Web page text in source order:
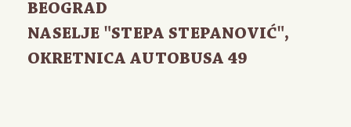
BEOGRAD
NASELJE "STEPA STEPANOVIĆ",
OKRETNICA AUTOBUSA 49